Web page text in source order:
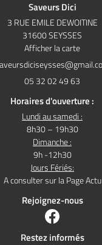
Saveurs Dici
3 RUE EMILE DEWOITINE
31600 SEYSSES
Afficher la carte
05 32 02 49 63
Horaires d'ouverture :
Lundi au samedi :
8h30 – 19h30
Dimanche :
9h -12h30
Jours Fériés:
A consulter sur la Page Actu
Rejoignez-nous
Restez informés